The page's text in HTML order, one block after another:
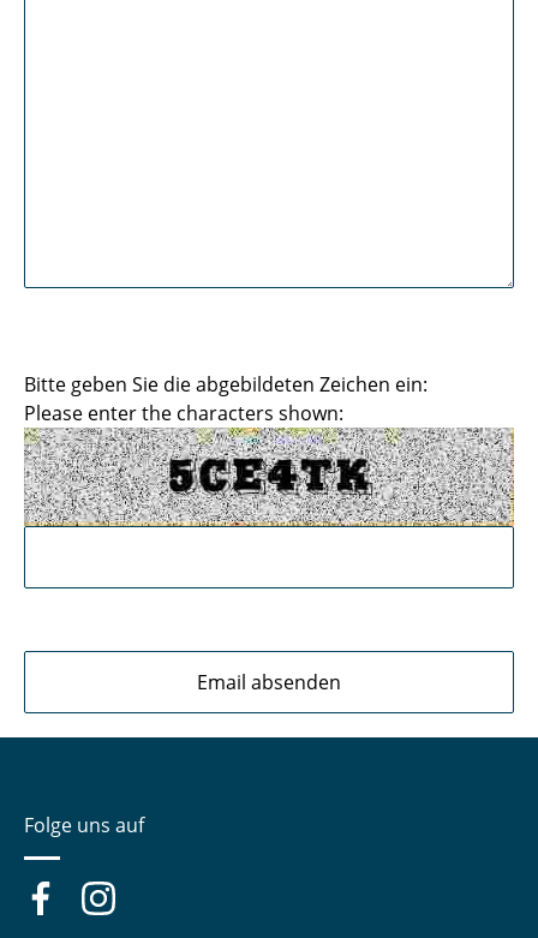
Bitte geben Sie die abgebildeten Zeichen ein:
Please enter the characters shown:
Folge uns auf